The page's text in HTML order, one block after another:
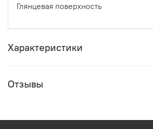
Глянцевая поверхность
Характеристики
Отзывы